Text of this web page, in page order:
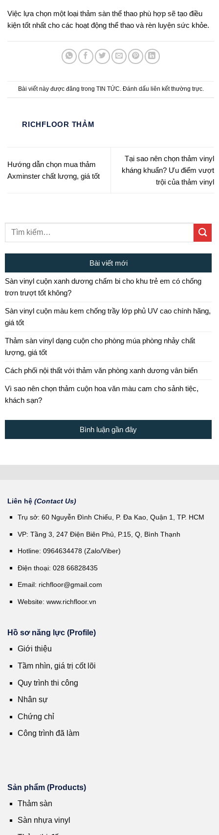
Việc lựa chọn một loại thảm sàn thể thao phù hợp sẽ tạo điều
kiện tốt nhất cho các hoạt động thể thao và rèn luyện sức khỏe.
Bài viết này được đăng trong TIN TỨC . Đánh dấu liên kết thường trực.
RICHFLOOR THẢM
Hướng dẫn chọn mua thảm
Axminster chất lượng, giá tốt
Tại sao nên chọn thảm vinyl
kháng khuẩn? Ưu điểm vượt
trội của thảm vinyl
Bài viết mới
Sàn vinyl cuộn xanh dương chấm bi cho khu trẻ em có chống
trơn trượt tốt không?
Sàn vinyl cuộn màu kem chống trầy lớp phủ UV cao chính hãng,
giá tốt
Thảm sàn vinyl dạng cuộn cho phòng múa phòng nhảy chất
lượng, giá tốt
Cách phối nội thất với thảm văn phòng xanh dương vân biển
Vì sao nên chọn thảm cuộn hoa văn màu cam cho sảnh tiệc,
khách sạn?
Bình luận gần đây
Liên hệ (Contact Us)
Trụ sở: 60 Nguyễn Đình Chiểu, P. Đa Kao, Quận 1, TP. HCM
VP: Tầng 3, 247 Điện Biên Phủ, P.15, Q, Bình Thạnh
Hotline: 0964634478 (Zalo/Viber)
Điện thoại: 028 66828435
Email: richfloor@gmail.com
Website: www.richfloor.vn
Hồ sơ năng lực (Profile)
Giới thiệu
Tầm nhìn, giá trị cốt lõi
Quy trình thi công
Nhân sự
Chứng chỉ
Công trình đã làm
Sản phẩm (Products)
Thảm sàn
Sàn nhựa vinyl